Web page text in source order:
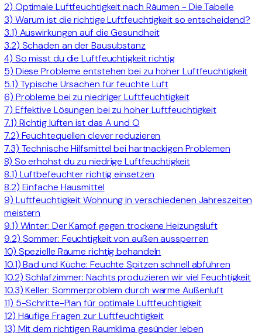
2) Optimale Luftfeuchtigkeit nach Räumen - Die Tabelle
3) Warum ist die richtige Luftfeuchtigkeit so entscheidend?
3.1) Auswirkungen auf die Gesundheit
3.2) Schäden an der Bausubstanz
4) So misst du die Luftfeuchtigkeit richtig
5) Diese Probleme entstehen bei zu hoher Luftfeuchtigkeit
5.1) Typische Ursachen für feuchte Luft
6) Probleme bei zu niedriger Luftfeuchtigkeit
7) Effektive Lösungen bei zu hoher Luftfeuchtigkeit
7.1) Richtig lüften ist das A und O
7.2) Feuchtequellen clever reduzieren
7.3) Technische Hilfsmittel bei hartnäckigen Problemen
8) So erhöhst du zu niedrige Luftfeuchtigkeit
8.1) Luftbefeuchter richtig einsetzen
8.2) Einfache Hausmittel
9) Luftfeuchtigkeit Wohnung in verschiedenen Jahreszeiten
meistern
9.1) Winter: Der Kampf gegen trockene Heizungsluft
9.2) Sommer: Feuchtigkeit von außen aussperren
10) Spezielle Räume richtig behandeln
10.1) Bad und Küche: Feuchte Spitzen schnell abführen
10.2) Schlafzimmer: Nachts produzieren wir viel Feuchtigkeit
10.3) Keller: Sommerproblem durch warme Außenluft
11) 5-Schritte-Plan für optimale Luftfeuchtigkeit
12) Häufige Fragen zur Luftfeuchtigkeit
13) Mit dem richtigen Raumklima gesünder leben